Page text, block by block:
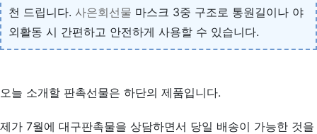
천 드립니다. 사은회선물 마스크 3중 구조로 통원길이나 야
외활동 시 간편하고 안전하게 사용할 수 있습니다.
오늘 소개할 판촉선물은 하단의 제품입니다.
제가 7월에 대구판촉물을 상담하면서 당일 배송이 가능한 것을